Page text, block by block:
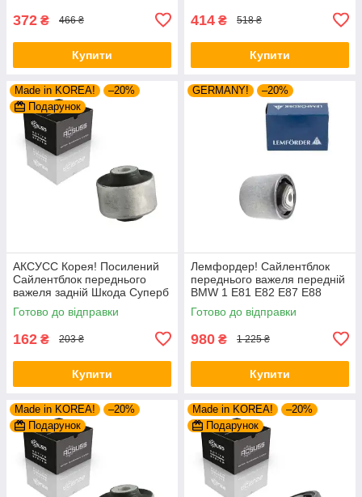
372 ₴ 466 ₴
Купити
414 ₴ 518 ₴
Купити
Made in KOREA!
–20%
Подарунок
АКСУСС Корея! Посилений
Сайлентблок переднього
важеля задній Шкода Суперб
I (1994-). Верхній. 35379 ,
JBU138 , TD1062W
Готово до відправки
162 ₴ 203 ₴
Купити
GERMANY! –20%
Лемфордер! Сайлентблок
переднього важеля передній
BMW 1 E81 E82 E87 E88
(2004-). Нижній. Внутрішній.
37807 , JBU645 ,
Готово до відправки
980 ₴ 1 225 ₴
Купити
Made in KOREA!
–20%
Подарунок
Made in KOREA!
–20%
Подарунок